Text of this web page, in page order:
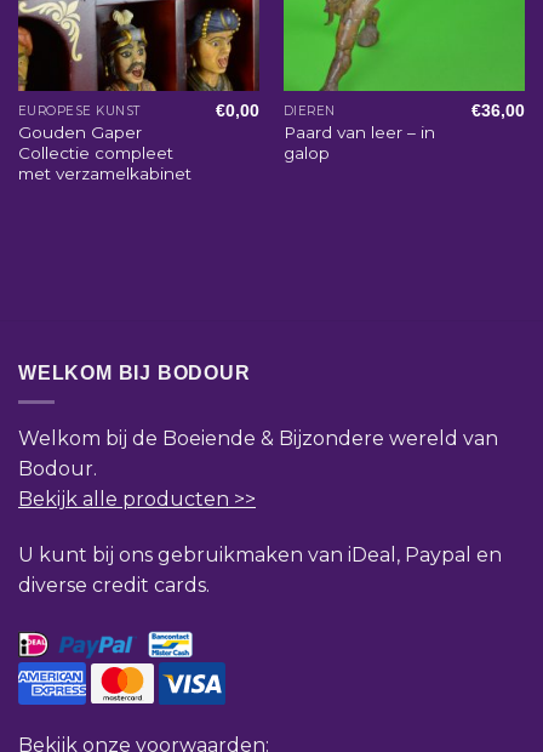
EUROPESE KUNST
Gouden Gaper
Collectie compleet
met verzamelkabinet
€0,00 DIEREN
Paard van leer – in
galop
€36,00
WELKOM BIJ BODOUR
Welkom bij de Boeiende & Bijzondere wereld van
Bodour.
Bekijk alle producten >>
U kunt bij ons gebruikmaken van iDeal, Paypal en
diverse credit cards.
Bekijk onze voorwaarden: